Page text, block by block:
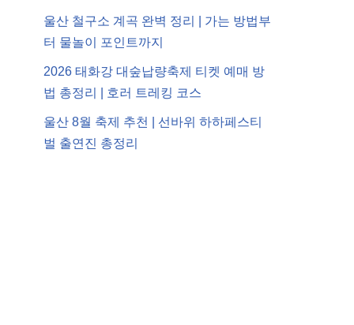
울산 철구소 계곡 완벽 정리 | 가는 방법부
터 물놀이 포인트까지
2026 태화강 대숲납량축제 티켓 예매 방
법 총정리 | 호러 트레킹 코스
울산 8월 축제 추천 | 선바위 하하페스티
벌 출연진 총정리